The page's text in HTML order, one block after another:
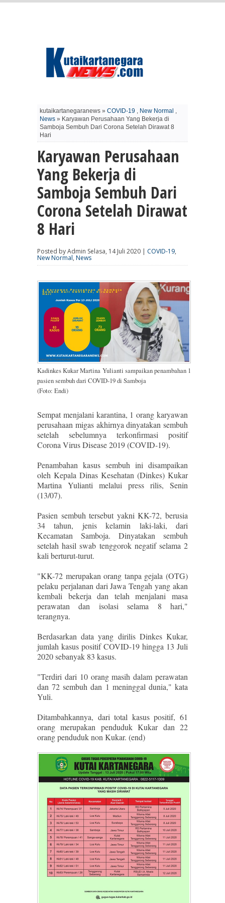
kutaikartanegaranews » COVID-19 , New Normal ,
News » Karyawan Perusahaan Yang Bekerja di
Samboja Sembuh Dari Corona Setelah Dirawat 8
Hari
Karyawan Perusahaan
Yang Bekerja di
Samboja Sembuh Dari
Corona Setelah Dirawat
8 Hari
Posted by Admin Selasa, 14 Juli 2020 | COVID-19,
New Normal, News
Kadinkes Kukar Martina Yulianti sampaikan penambahan 1
pasien sembuh dari COVID-19 di Samboja
(Foto: Endi)
Sempat menjalani karantina, 1 orang karyawan
perusahaan migas akhirnya dinyatakan sembuh
setelah sebelumnya terkonfirmasi positif
Corona Virus Disease 2019 (COVID-19).
Penambahan kasus sembuh ini disampaikan
oleh Kepala Dinas Kesehatan (Dinkes) Kukar
Martina Yulianti melalui press rilis, Senin
(13/07).
Pasien sembuh tersebut yakni KK-72, berusia
34 tahun, jenis kelamin laki-laki, dari
Kecamatan Samboja. Dinyatakan sembuh
setelah hasil swab tenggorok negatif selama 2
kali berturut-turut.
"KK-72 merupakan orang tanpa gejala (OTG)
pelaku perjalanan dari Jawa Tengah yang akan
kembali bekerja dan telah menjalani masa
perawatan dan isolasi selama 8 hari,"
terangnya.
Berdasarkan data yang dirilis Dinkes Kukar,
jumlah kasus positif COVID-19 hingga 13 Juli
2020 sebanyak 83 kasus.
"Terdiri dari 10 orang masih dalam perawatan
dan 72 sembuh dan 1 meninggal dunia," kata
Yuli.
Ditambahkannya, dari total kasus positif, 61
orang merupakan penduduk Kukar dan 22
orang penduduk non Kukar. (end)